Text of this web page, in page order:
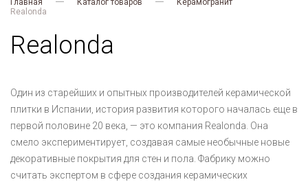
Главная Каталог товаров
Керамогранит
Realonda
Realonda
Один из старейших и опытных производителей керамической
плитки в Испании, история развития которого началась еще в
первой половине 20 века, — это компания Realonda. Она
смело экспериментирует, создавая самые необычные новые
декоративные покрытия для стен и пола. Фабрику можно
считать экспертом в сфере создания керамических